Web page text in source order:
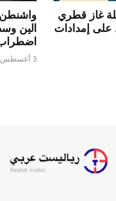
غاز قطري
إمدادات
واشنطن
الين
3 أغسطس 2026